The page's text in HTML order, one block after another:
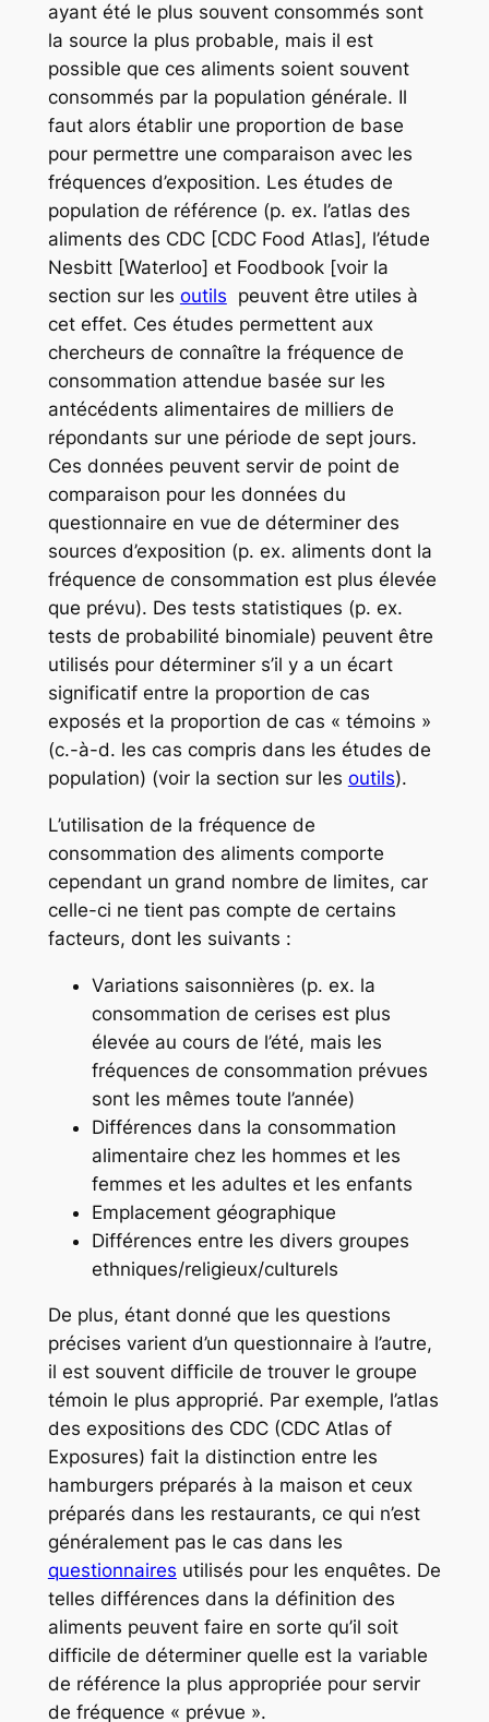
ayant été le plus souvent consommés sont
la source la plus probable, mais il est
possible que ces aliments soient souvent
consommés par la population générale. Il
faut alors établir une proportion de base
pour permettre une comparaison avec les
fréquences d’exposition. Les études de
population de référence (p. ex. l’atlas des
aliments des CDC [CDC Food Atlas], l’étude
Nesbitt [Waterloo] et Foodbook [voir la
section sur les outils peuvent être utiles à
cet effet. Ces études permettent aux
chercheurs de connaître la fréquence de
consommation attendue basée sur les
antécédents alimentaires de milliers de
répondants sur une période de sept jours.
Ces données peuvent servir de point de
comparaison pour les données du
questionnaire en vue de déterminer des
sources d’exposition (p. ex. aliments dont la
fréquence de consommation est plus élevée
que prévu). Des tests statistiques (p. ex.
tests de probabilité binomiale) peuvent être
utilisés pour déterminer s’il y a un écart
significatif entre la proportion de cas
exposés et la proportion de cas « témoins »
(c.-à-d. les cas compris dans les études de
population) (voir la section sur les outils).
L’utilisation de la fréquence de
consommation des aliments comporte
cependant un grand nombre de limites, car
celle-ci ne tient pas compte de certains
facteurs, dont les suivants :
Variations saisonnières (p. ex. la
consommation de cerises est plus
élevée au cours de l’été, mais les
fréquences de consommation prévues
sont les mêmes toute l’année)
Différences dans la consommation
alimentaire chez les hommes et les
femmes et les adultes et les enfants
Emplacement géographique
Différences entre les divers groupes
ethniques/religieux/culturels
De plus, étant donné que les questions
précises varient d’un questionnaire à l’autre,
il est souvent difficile de trouver le groupe
témoin le plus approprié. Par exemple, l’atlas
des expositions des CDC (CDC Atlas of
Exposures) fait la distinction entre les
hamburgers préparés à la maison et ceux
préparés dans les restaurants, ce qui n’est
généralement pas le cas dans les
questionnaires utilisés pour les enquêtes. De
telles différences dans la définition des
aliments peuvent faire en sorte qu’il soit
difficile de déterminer quelle est la variable
de référence la plus appropriée pour servir
de fréquence « prévue ».